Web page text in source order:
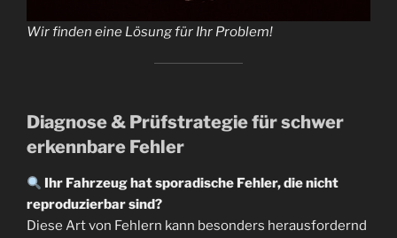
Wir finden eine Lösung für Ihr Problem!
Diagnose & Prüfstrategie für schwer
erkennbare Fehler
Ihr Fahrzeug hat sporadische Fehler, die nicht
reproduzierbar sind?
Diese Art von Fehlern kann besonders herausfordernd